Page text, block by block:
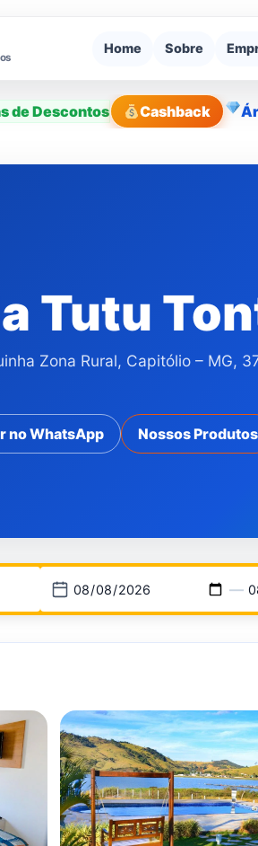
Home Sobre
de Descontos Cashback
Tutu
Zona Rural, Capitólio – MG,
no WhatsApp Nossos Produtos
—